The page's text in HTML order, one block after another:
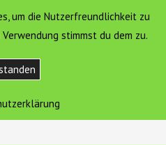
MENÜ
um die Nutzerfreundlichkeit zu
stimmst du dem zu.